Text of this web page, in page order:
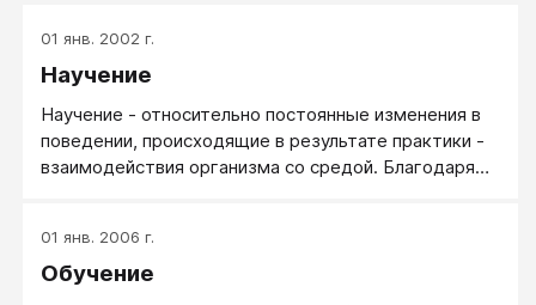
01 янв. 2002 г.
Научение
Научение - относительно постоянные изменения в
поведении, происходящие в результате практики -
взаимодействия организма со средой. Благодаря
индивидуального опыта, приобретение знаний,
умений и навыков, когда это происходит само
01 янв. 2006 г.
Обучение